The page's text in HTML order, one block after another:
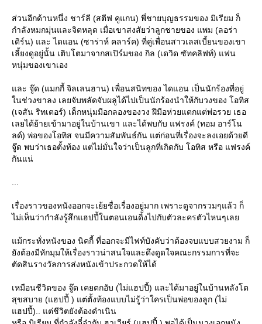
ส่วนอีกด้านหนึ่ง ชาร์ลี (สตีฟ คูแกน) พี่ชายบุญธรรมของ มิเรียม ก็
กำลังหมกมุ่นและจิตหลุด เมื่อเขาสงสัยว่าลูกชายของ แพม (ลอร่า
เดิร์น) และ ไดแอน (ซาร่าห์ คลาร์ค) ที่คู่เพื่อนสาวเลสเบี้ยนของเขา
เลี้ยงดูอยู่นั้น เติบโตมาจากสเปิร์มของ กิล (เดวิด ซัทคลิฟท์) แฟน
หนุ่มของเขาเอง
ละ จู๊ด (แมกกี้ จิลเลนฮาน) เพื่อนสนิทของ ไดแอน เป็นนักร้องที่อยู่
นช่วงขาลง เลยจับพลัดจับผลูได้ไปเป็นนักร้องนำให้กับวงของ โอทิส
(เจสัน ริทเตอร์) เด็กหนุ่มมือกลองของวง ฝีมือห่วยแตกแต่พ่อรวย เธอ
เลยได้ย้ายเข้ามาอยู่ในบ้านเขา และได้พบกับ แฟรงค์ (ทอม อาร์โน
ลด์) พ่อของโอทิส จนมีความสัมพันธ์กัน แต่ก่อนที่เรื่องจะลงเอยด้วยดี
จู๊ด พบว่าเธอตั้งท้อง แต่ไม่มั่นใจว่าเป็นลูกที่เกิดกับ โอทิส หรือ แฟรงค์
กันแน่
เรื่องราวของหนังออกจะเย้ยชื่อเรื่องอยู่มาก เพราะดูจากรวมๆแล้ว ก็
ไม่เห็นว่ากำลังรู้สึกแฮปปี้ในตอนเอนดิ้งไปกับตัวละครตัวไหนๆเล
ม้กระทั่งหนังของ นิคกี้ ที่ออกจะมีไฟท์บังคับว่าต้องจบแบบสวยงาม ก็
ังต้องมีหักมุมให้เรื่องราวน่าสนใจและดึงดูดใจคณะกรรมการที่จะ
ตัดสินรางวัลการส่งหนังเข้าประกวดให้ได้
เหมือนชีวิตของ จู๊ด เคยตกอับ (ไม่แฮปปี้) และได้มาอยู่ในบ้านหลังโต
สุขสบาย (แฮปปี้ ) แต่ตั้งท้องแบบไม่รู้ว่าใครเป็นพ่อของลูก (ไม่
ฮปปี้).. แต่ชีวิตยังต้องดำเนิน